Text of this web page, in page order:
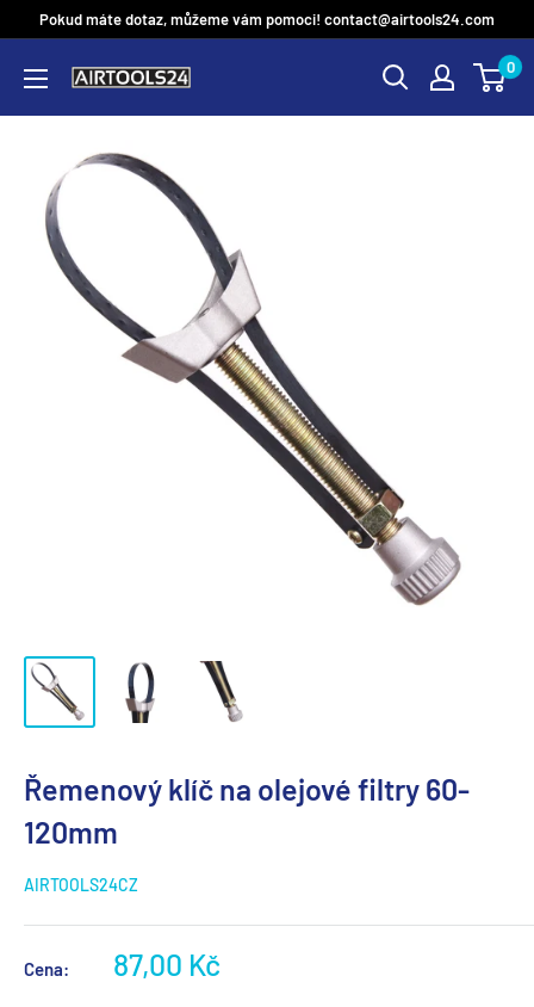
Přejít
obsah
Pokud máte dotaz, můžeme vám pomoci! contact@airtools24.com
airtools24cz
0
Řemenový klíč na olejové filtry 60-
120mm
AIRTOOLS24CZ
Cena:
Výprodejová
87,00 Kč